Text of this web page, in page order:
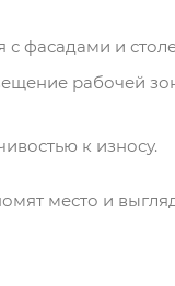
с фасадами и
рабочей
к износу.
место и